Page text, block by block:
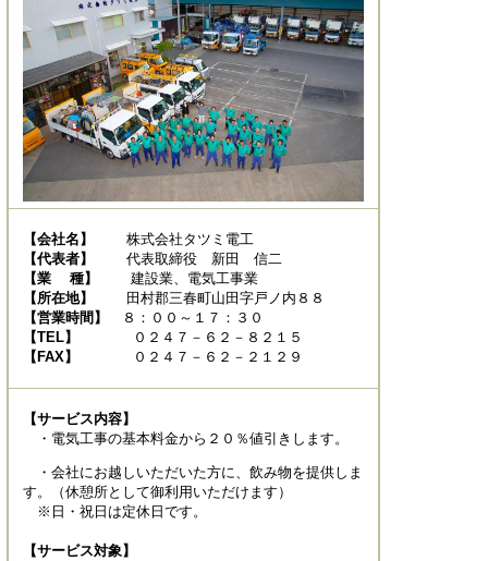
【会社名】
株式会社タツミ電工
【代表者】
代表取締役 新田 信二
【業 種】
建設業、電気工事業
【所在地】
田村郡三春町山田字戸ノ内８８
【営業時間】
８：００～１７：３０
【TEL】
０２４７－６２－８２１５
【FAX】
０２４７－６２－２１２９
【サービス内容】
・電気工事の基本料金から２０％値引きします。
・会社にお越しいただいた方に、飲み物を提供しま
す。（休憩所として御利用いただけます）
※日・祝日は定休日です。
【サービス対象】